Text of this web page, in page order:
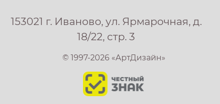
153021 г. Иваново, ул. Ярмарочная, д.
18/22, стр. 3
© 1997-2026 «АртДизайн»